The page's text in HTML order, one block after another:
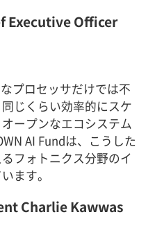
Executive Officer
プロセッサだけでは不
じくらい効率的にスケ
ープンなエコシステム
AI Fundは、こうした
フォトニクス分野のイ
ます。
Charlie Kawwas